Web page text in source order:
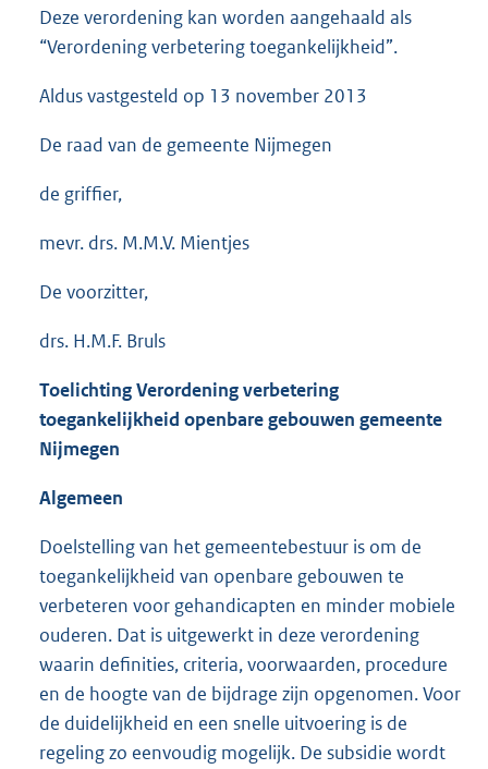
Deze verordening kan worden aangehaald als
“Verordening verbetering toegankelijkheid”.
Aldus vastgesteld op 13 november 2013
De raad van de gemeente Nijmegen
de griffier,
mevr. drs. M.M.V. Mientjes
De voorzitter,
drs. H.M.F. Bruls
Toelichting Verordening verbetering
toegankelijkheid openbare gebouwen gemeente
Nijmegen
Algemeen
Doelstelling van het gemeentebestuur is om de
toegankelijkheid van openbare gebouwen te
verbeteren voor gehandicapten en minder mobiele
ouderen. Dat is uitgewerkt in deze verordening
waarin definities, criteria, voorwaarden, procedure
en de hoogte van de bijdrage zijn opgenomen. Voor
de duidelijkheid en een snelle uitvoering is de
regeling zo eenvoudig mogelijk. De subsidie wordt